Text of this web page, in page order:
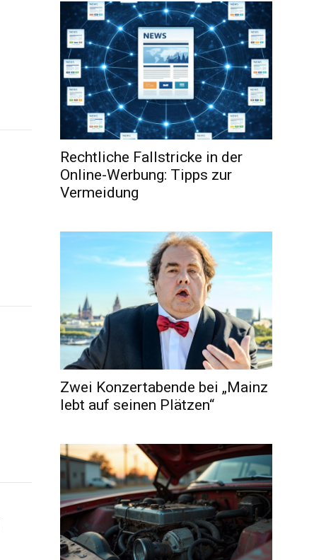
Rechtliche Fallstricke in der
Online-Werbung: Tipps zur
Vermeidung
Zwei Konzertabende bei „Mainz
lebt auf seinen Plätzen“